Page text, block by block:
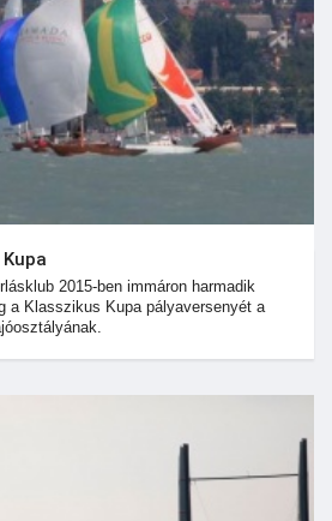
2015-ben immáron harmadik
a Klasszikus Kupa pályaversenyét a